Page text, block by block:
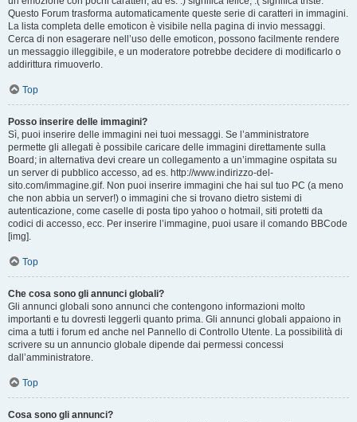
Questo Forum trasforma automaticamente queste serie di caratteri in immagini.
La lista completa delle emoticon è visibile nella pagina di invio messaggi.
Cerca di non esagerare nell’uso delle emoticon, possono facilmente rendere
un messaggio illeggibile, e un moderatore potrebbe decidere di modificarlo o
addirittura rimuoverlo.
Top
Posso inserire delle immagini?
Sì, puoi inserire delle immagini nei tuoi messaggi. Se l’amministratore
permette gli allegati è possibile caricare delle immagini direttamente sulla
Board; in alternativa devi creare un collegamento a un’immagine ospitata su
un server di pubblico accesso, ad es. http://www.indirizzo-del-
sito.com/immagine.gif. Non puoi inserire immagini che hai sul tuo PC (a meno
che non abbia un server!) o immagini che si trovano dietro sistemi di
autenticazione, come caselle di posta tipo yahoo o hotmail, siti protetti da
codici di accesso, ecc. Per inserire l’immagine, puoi usare il comando BBCode
[img].
Top
Che cosa sono gli annunci globali?
Gli annunci globali sono annunci che contengono informazioni molto
importanti e tu dovresti leggerli quanto prima. Gli annunci globali appaiono in
cima a tutti i forum ed anche nel Pannello di Controllo Utente. La possibilità di
scrivere su un annuncio globale dipende dai permessi concessi
dall’amministratore.
Top
Cosa sono gli annunci?